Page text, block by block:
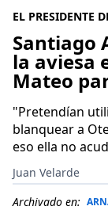
EL PRESIDENTE
Santiago
la aviesa
Mateo
"Pretendían
blanquear a
eso ella no
Juan Velarde
Archivado en: